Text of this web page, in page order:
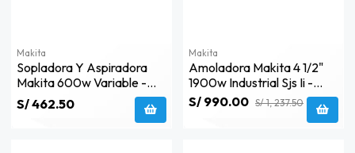
Makita
Sopladora Y Aspiradora
Makita 600w Variable -
Ub1103
S/ 462.50
Makita
Amoladora Makita 4 1/2"
1900w Industrial Sjs Ii -
Ga4593x03
S/ 990.00 S/ 1, 237.50